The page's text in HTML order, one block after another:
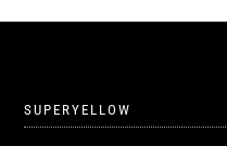
SUPERYELLOW